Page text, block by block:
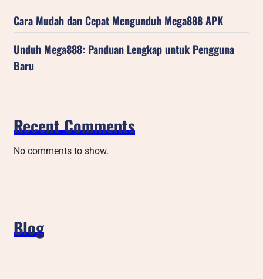
Cara Mudah dan Cepat Mengunduh Mega888 APK
Unduh Mega888: Panduan Lengkap untuk Pengguna
Baru
Recent Comments
No comments to show.
Blog